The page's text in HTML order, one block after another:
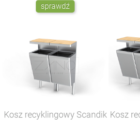
sprawdź
Kosz recyklingowy Scandik Kosz